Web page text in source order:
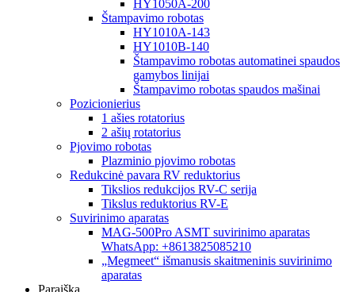
HY1050A-200
Štampavimo robotas
HY1010A-143
HY1010B-140
Štampavimo robotas automatinei spaudos
gamybos linijai
Štampavimo robotas spaudos mašinai
Pozicionierius
1 ašies rotatorius
2 ašių rotatorius
Pjovimo robotas
Plazminio pjovimo robotas
Redukcinė pavara RV reduktorius
Tikslios redukcijos RV-C serija
Tikslus reduktorius RV-E
Suvirinimo aparatas
MAG-500Pro ASMT suvirinimo aparatas
WhatsApp: +8613825085210
„Megmeet“ išmanusis skaitmeninis suvirinimo
aparatas
Paraiška